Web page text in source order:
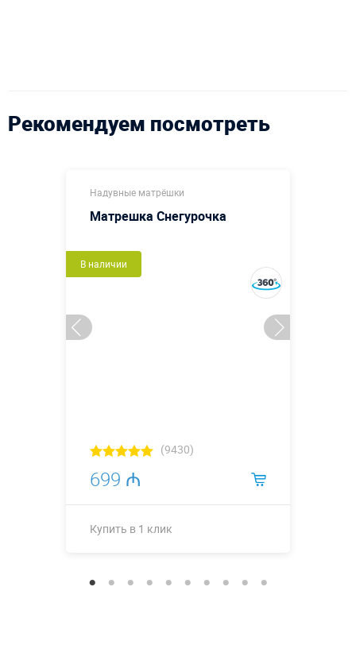
Рекомендуем посмотреть
Надувные матрёшки
Матрешка Снегурочка
В наличии
(9430)
699 ₼
Купить в 1 клик